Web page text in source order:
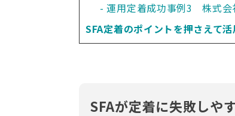
運用定着成功事例3　株式
SFA定着のポイントを押さえて活
SFAが定着に失敗しや